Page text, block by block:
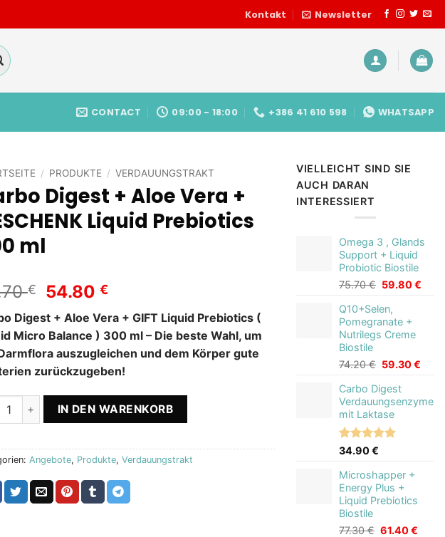
Kontakt Newsletter
CONTACT 09:00 - 18:00 +386 41 610 598 WHATSAPP
/ PRODUKTE / VERDAUUNGSTRAKT
Digest + Aloe Vera +
Liquid Prebiotics
ml
€
Ursprünglicher
war:
70.70 €
54.80€Aktueller
ist:
54.80 €.
Digest + Aloe Vera + GIFT Liquid Prebiotics (
Micro Balance ) 300 ml – Die beste Wahl, um
auszugleichen und dem Körper gute
zurückzugeben!
Digest + Aloe Vera + GESCHENK Liquid Prebiotics 300 ml Menge
IN DEN WARENKORB
Angebote, Produkte, Verdauungstrakt
VIELLEICHT SIND SIE
AUCH DARAN
INTERESSIERT
Omega 3 , Glands
Support + Liquid
Probiotic Biostile
75.70€
war:
75.70 €
59.80€
Q10+Selen,
Pomegranate +
Nutrilegs Creme
Biostile
74.20€
war:
74.20 €
59.30€
Carbo Digest
Verdauungsenzyme
mit Laktase
Bewertet
von 5,
basierend
auf
3
Kundenbewertungen
34.90€
Microshapper +
Energy Plus +
Liquid Prebiotics
Biostile
77.30€ 61.40€